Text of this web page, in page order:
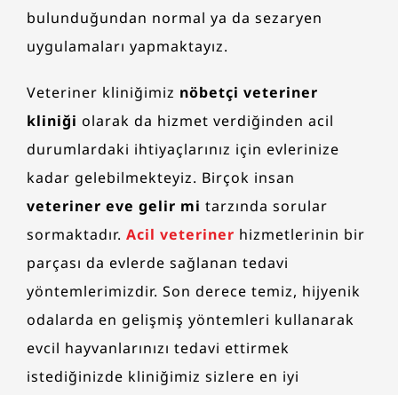
bulunduğundan normal ya da sezaryen
uygulamaları yapmaktayız.
Veteriner kliniğimiz nöbetçi veteriner
kliniği olarak da hizmet verdiğinden acil
durumlardaki ihtiyaçlarınız için evlerinize
kadar gelebilmekteyiz. Birçok insan
veteriner eve gelir mi tarzında sorular
sormaktadır. Acil veteriner hizmetlerinin bir
parçası da evlerde sağlanan tedavi
yöntemlerimizdir. Son derece temiz, hijyenik
odalarda en gelişmiş yöntemleri kullanarak
evcil hayvanlarınızı tedavi ettirmek
istediğinizde kliniğimiz sizlere en iyi